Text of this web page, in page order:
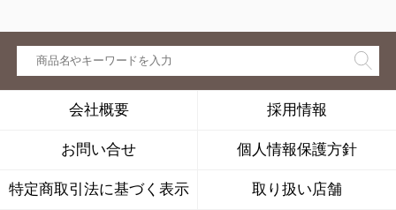
会社概要 採用情報
お問い合せ 個人情報保護方針
特定商取引法に基づく表示 取り扱い店舗